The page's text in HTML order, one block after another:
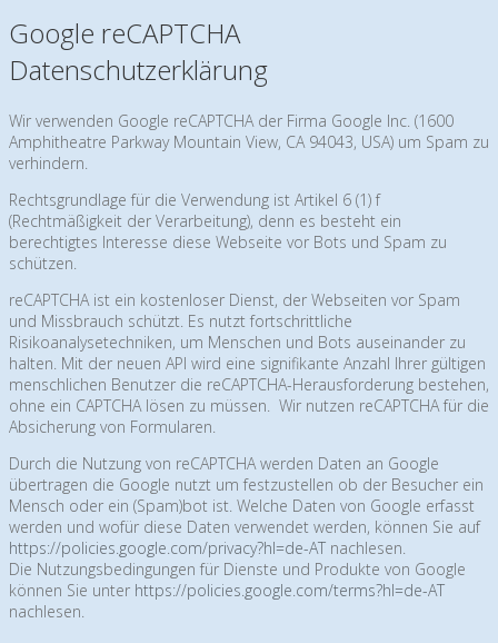
Google reCAPTCHA
Datenschutzerklärung
Wir verwenden Google reCAPTCHA der Firma Google Inc. (1600
Amphitheatre Parkway Mountain View, CA 94043, USA) um Spam zu
verhindern.
Rechtsgrundlage für die Verwendung ist Artikel 6 (1) f
(Rechtmäßigkeit der Verarbeitung), denn es besteht ein
berechtigtes Interesse diese Webseite vor Bots und Spam zu
schützen.
reCAPTCHA ist ein kostenloser Dienst, der Webseiten vor Spam
und Missbrauch schützt. Es nutzt fortschrittliche
Risikoanalysetechniken, um Menschen und Bots auseinander zu
halten. Mit der neuen API wird eine signifikante Anzahl Ihrer gültigen
menschlichen Benutzer die reCAPTCHA-Herausforderung bestehen,
ohne ein CAPTCHA lösen zu müssen. Wir nutzen reCAPTCHA für die
Absicherung von Formularen.
Durch die Nutzung von reCAPTCHA werden Daten an Google
übertragen die Google nutzt um festzustellen ob der Besucher ein
Mensch oder ein (Spam)bot ist. Welche Daten von Google erfasst
werden und wofür diese Daten verwendet werden, können Sie auf
https://policies.google.com/privacy?hl=de-AT nachlesen.
Die Nutzungsbedingungen für Dienste und Produkte von Google
können Sie unter https://policies.google.com/terms?hl=de-AT
nachlesen.